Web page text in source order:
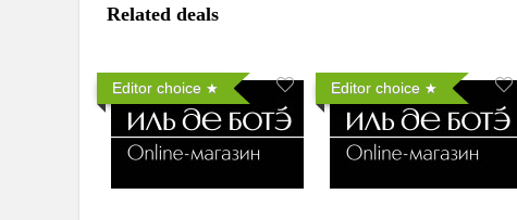
Related deals
Editor choice Editor choice